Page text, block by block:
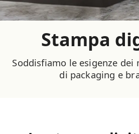
Stampa
Soddisfiamo le esigenze
di packaging e